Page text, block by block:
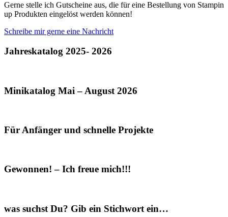
Gerne stelle ich Gutscheine aus, die für eine Bestellung von Stampin
up Produkten eingelöst werden können!
Schreibe mir gerne eine Nachricht
Jahreskatalog 2025- 2026
Minikatalog Mai – August 2026
Für Anfänger und schnelle Projekte
Gewonnen! – Ich freue mich!!!
was suchst Du? Gib ein Stichwort ein…